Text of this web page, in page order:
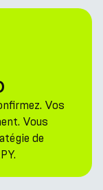
Vos
Vous
de